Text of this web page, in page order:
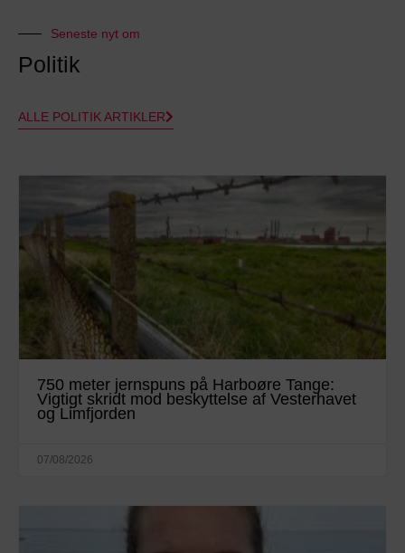
Seneste nyt om
Politik
ALLE POLITIK ARTIKLER
750 meter jernspuns på Harboøre Tange:
Vigtigt skridt mod beskyttelse af Vesterhavet
og Limfjorden
07/08/2026